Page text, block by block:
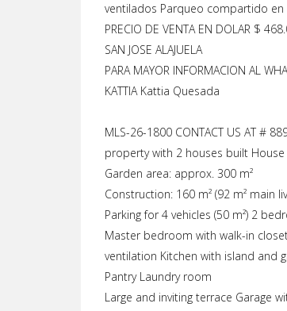
ventilados Parqueo compartido
PRECIO DE VENTA EN DOLAR $
SAN JOSE ALAJUELA
PARA MAYOR INFORMACION AL
KATTIA Kattia Quesada
MLS-26-1800 CONTACT US AT #
property with 2 houses built House
Garden area: approx. 300 m²
Construction: 160 m² (92 m² main
Parking for 4 vehicles (50 m²) 2
Master bedroom with walk-in
ventilation Kitchen with island and
Pantry Laundry room
Large and inviting terrace Garage